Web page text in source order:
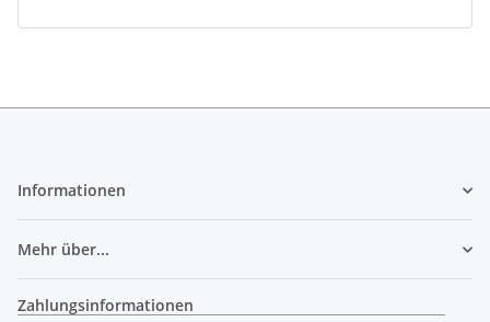
Informationen
Mehr über...
Zahlungsinformationen